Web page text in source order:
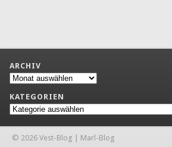
ARCHIV
Archiv
KATEGORIEN
Kategorien
© 2026 Vest-Blog | Marl-Blog